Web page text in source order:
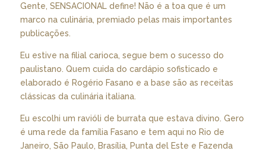
Gente, SENSACIONAL define! Não é a toa que é um
marco na culinária, premiado pelas mais importantes
publicações.
Eu estive na filial carioca, segue bem o sucesso do
paulistano. Quem cuida do cardápio sofisticado e
elaborado é Rogério Fasano e a base são as receitas
clássicas da culinária italiana.
Eu escolhi um ravióli de burrata que estava divino. Gero
é uma rede da família Fasano e tem aqui no Rio de
Janeiro, São Paulo, Brasília, Punta del Este e Fazenda